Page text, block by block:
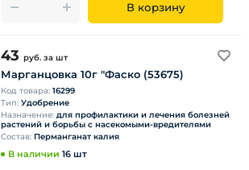
В корзину
43 руб. за шт
Марганцовка 10г "Фаско (53675)
Код товара: 16299
Тип: Удобрение
Назначение: для профилактики и лечения болезней
растений и борьбы с насекомыми-вредителями
Состав: Перманганат калия
В наличии 16 шт